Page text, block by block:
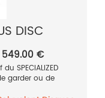
DISC
549.00 €
du SPECIALIZED
garder ou de